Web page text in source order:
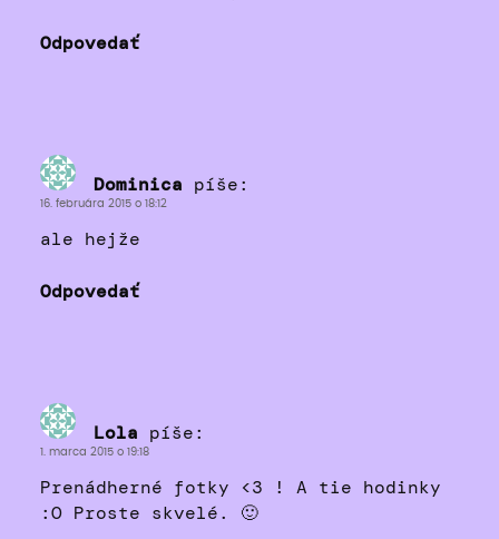
Odpovedať
Dominica píše:
16. februára 2015 o 18:12
ale hejže
Odpovedať
Lola píše:
1. marca 2015 o 19:18
Prenádherné fotky <3 ! A tie hodinky
:O Proste skvelé. 🙂